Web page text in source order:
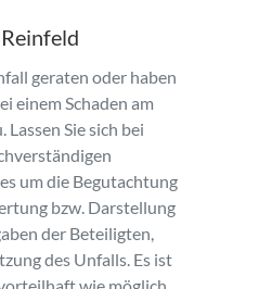
geraten oder haben
einem Schaden am
Sie sich bei
um die Begutachtung
bzw. Darstellung
der Beteiligten,
des Unfalls. Es ist